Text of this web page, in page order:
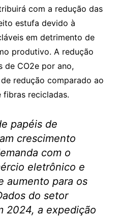
com a redução das
estufa devido à
em detrimento de
produtivo. A redução
de CO2e por ano,
redução comparado ao
fibras recicladas.
papéis de
crescimento
com o
eletrônico e
aumento para os
do setor
2024, a expedição